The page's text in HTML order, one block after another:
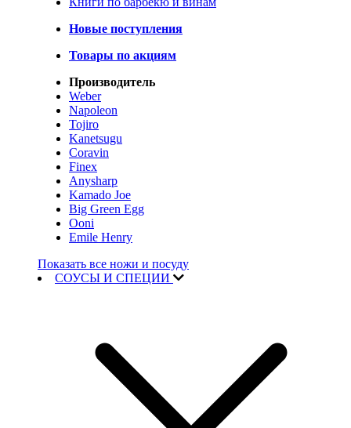
Новые поступления
Товары по акциям
Производитель
Weber
Napoleon
Tojiro
Kanetsugu
Coravin
Finex
Anysharp
Kamado Joe
Big Green Egg
Ooni
Emile Henry
Показать все ножи и посуду
СОУСЫ И СПЕЦИИ